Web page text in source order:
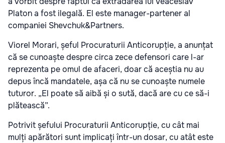
Platon a fost ilegală. El este manager-partener al
companiei Shevchuk&Partners.
Viorel Morari, șeful Procuraturii Anticorupție, a anunțat
că se cunoaște despre circa zece defensori care l-ar
reprezenta pe omul de afaceri, doar că aceștia nu au
depus încă mandatele, așa că nu se cunoaște numele
tuturor. „El poate să aibă și o sută, dacă are cu ce să-i
plătească”.
Potrivit șefului Procuraturii Anticorupție, cu cât mai
mulți apărători sunt implicați într-un dosar, cu atât este